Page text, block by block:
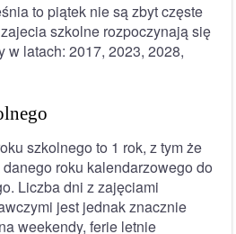
to piątek nie są zbyt częste
szkolne rozpoczynają się
w latach: 2017, 2023, 2028,
szkolnego to 1 rok, z tym że
roku kalendarzowego do
Liczba dni z zajęciami
jest jednak znacznie
weekendy, ferie letnie